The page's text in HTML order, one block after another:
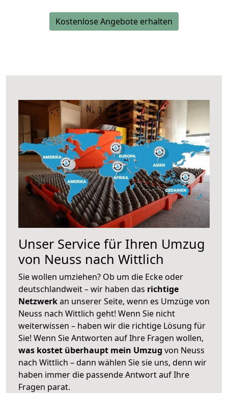
Kostenlose Angebote erhalten
Unser Service für Ihren Umzug
von Neuss nach Wittlich
Sie wollen umziehen? Ob um die Ecke oder
deutschlandweit – wir haben das richtige
Netzwerkan unserer Seite, wenn es Umzüge von
Neuss nach Wittlich geht! Wenn Sie nicht
weiterwissen – haben wir die richtige Lösung für
Sie! Wenn Sie Antworten auf Ihre Fragen wollen,
was kostet überhaupt mein Umzug von Neuss
nach Wittlich – dann wählen Sie sie uns, denn wir
haben immer die passende Antwort auf Ihre
Fragen parat.